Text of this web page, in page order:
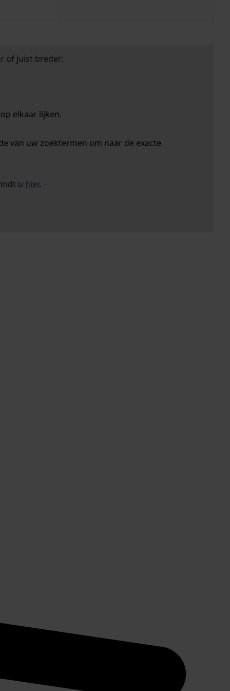
of juist breder:
elkaar lijken.
van uw zoektermen om naar de exacte
u hier.